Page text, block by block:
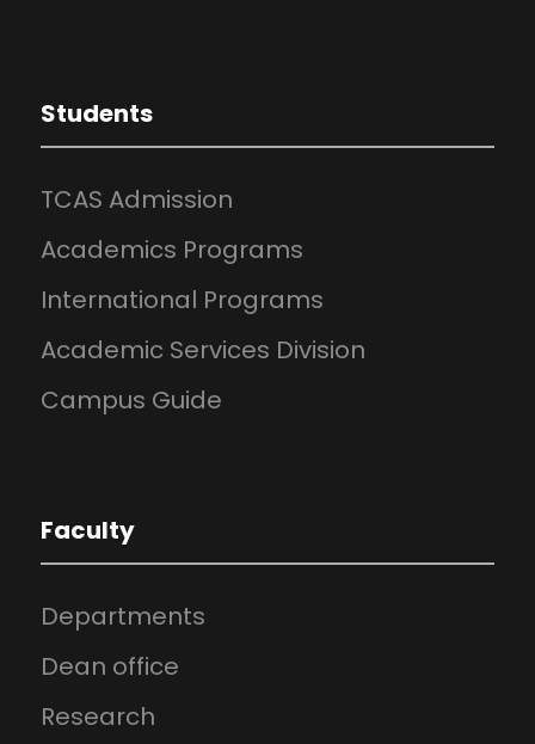
Students
TCAS Admission
Academics Programs
International Programs
Academic Services Division
Campus Guide
Faculty
Departments
Dean office
Research